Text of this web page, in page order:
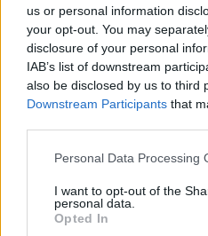
us or personal information
your opt-out. You may
disclosure of your personal
IAB’s list of downstream
also be disclosed by us to third
Downstream Participants that
Please note that this website/
not limited to your visit or
grant or deny consent to
use your data for below
Personal Data Processing
I want to opt-out of the
personal data.
Opted In
Υποβολή
Όροι Χρήσης. Το site
Πολιτική Απορρήτου